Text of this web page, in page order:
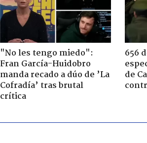
"No les tengo miedo":
Fran García-Huidobro
manda recado a dúo de ’La
Cofradía’ tras brutal
crítica
656
de